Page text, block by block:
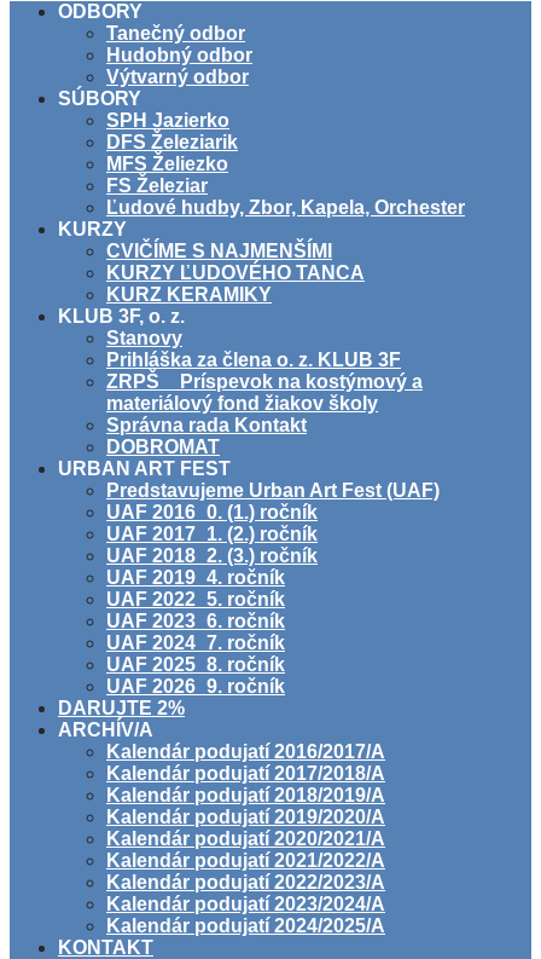
ODBORY
Tanečný odbor
Hudobný odbor
Výtvarný odbor
SÚBORY
SPH Jazierko
DFS Železiarik
MFS Želiezko
FS Železiar
Ľudové hudby, Zbor, Kapela, Orchester
KURZY
CVIČÍME S NAJMENŠÍMI
KURZY ĽUDOVÉHO TANCA
KURZ KERAMIKY
KLUB 3F, o. z.
Stanovy
Prihláška za člena o. z. KLUB 3F
ZRPŠ _ Príspevok na kostýmový a
materiálový fond žiakov školy
Správna rada Kontakt
DOBROMAT
URBAN ART FEST
Predstavujeme Urban Art Fest (UAF)
UAF 2016_0. (1.) ročník
UAF 2017_1. (2.) ročník
UAF 2018_2. (3.) ročník
UAF 2019_4. ročník
UAF 2022_5. ročník
UAF 2023_6. ročník
UAF 2024_7. ročník
UAF 2025_8. ročník
UAF 2026_9. ročník
DARUJTE 2%
ARCHÍV/A
Kalendár podujatí 2016/2017/A
Kalendár podujatí 2017/2018/A
Kalendár podujatí 2018/2019/A
Kalendár podujatí 2019/2020/A
Kalendár podujatí 2020/2021/A
Kalendár podujatí 2021/2022/A
Kalendár podujatí 2022/2023/A
Kalendár podujatí 2023/2024/A
Kalendár podujatí 2024/2025/A
KONTAKT